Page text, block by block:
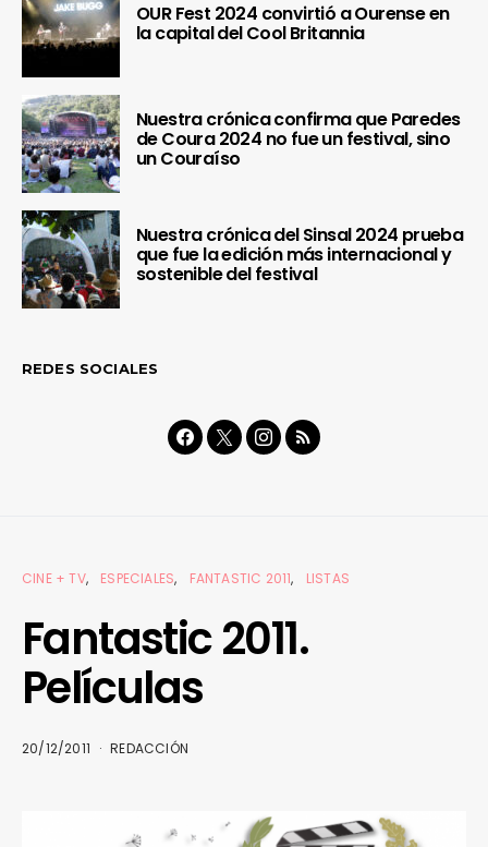
OUR Fest 2024 convirtió a Ourense en
la capital del Cool Britannia
Nuestra crónica confirma que Paredes
de Coura 2024 no fue un festival, sino
un Couraíso
Nuestra crónica del Sinsal 2024 prueba
que fue la edición más internacional y
sostenible del festival
REDES SOCIALES
CINE + TV ESPECIALES FANTASTIC 2011 LISTAS
Fantastic 2011.
Películas
20/12/2011 REDACCIÓN